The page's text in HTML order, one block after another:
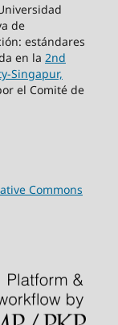
de
estándares
en la 2nd
Singapur,
el Comité de
Commons